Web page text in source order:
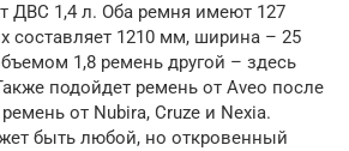
ДВС 1,4 л. Оба ремня имеют 127
составляет 1210 мм, ширина – 25
1,8 ремень другой – здесь
подойдет ремень от Aveo после
от Nubira, Cruze и Nexia.
быть любой, но откровенный